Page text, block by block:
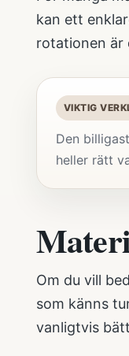
kan ett
rotationen är
VIKTIG
Den
heller rätt
Om du vill
som känns
vanligtvis